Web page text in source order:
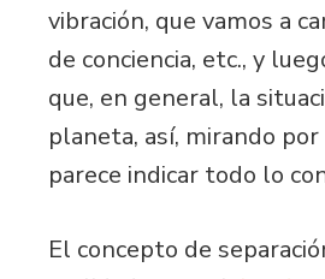
vibración, que vamos a
de conciencia, etc., y
que, en general, la
planeta, así, mirando por
parece indicar todo lo
El concepto de